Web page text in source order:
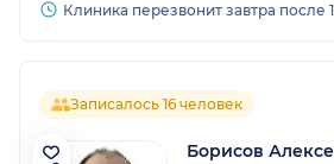
Клиника перезвонит завтра после
Записалось 16 человек
Борисов